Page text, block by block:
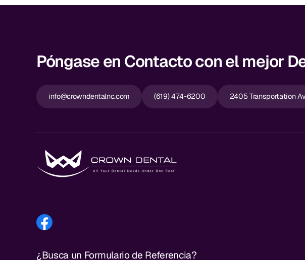
Póngase en Contacto con el mejor
info@crowndentalnc.com (619) 474-6200 2405 Transportation
¿Busca un Formulario de Referencia?